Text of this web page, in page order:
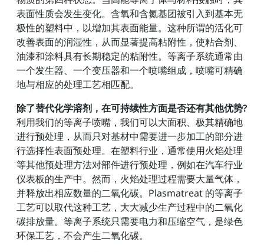
表面性质会发生变化。含氧和含氮基团被引入到基本无
极性的塑料中，以增加其表面能量。这种所谓的活化可
改善表面的润湿性，从而显著提高粘附性，使粘合剂、
油漆和涂料具有长期稳定的粘附性。等离子系统通常由
一个发生器、一个变压器和一个喷嘴组成，喷嘴可精确
地与相应的处理工艺相匹配。
除了替代化学溶剂，在可持续性方面是否还有其他优势?
利用我们的等离子喷嘴，我们可以大面积、极其精确地
进行预处理，从而只对基材中需要进一步加工的部分进
行选择性表面预处理。在塑料行业，通常使用火焰处理
等其他预处理方法对部件进行预处理，例如在汽车行业
仪表板的生产中。然而，火焰处理过程需要大量气体，
并释放出相应数量的二氧化碳。Plasmatreat 的等离子
工艺可以取代这种工艺，大大减少生产过程中的二氧化
碳排放量。等离子系统只需要电力和压缩空气，是绿色
环保工艺，不会产生二氧化碳。